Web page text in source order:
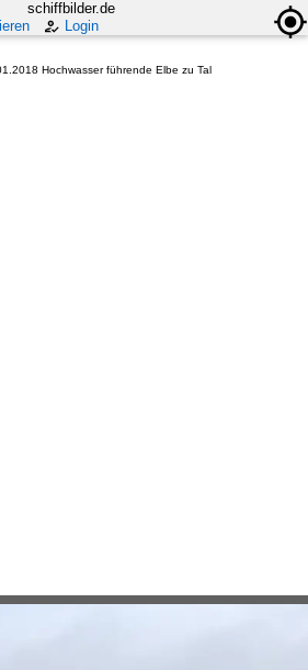
schiffbilder.de
Login
Hochwasser führende Elbe zu Tal